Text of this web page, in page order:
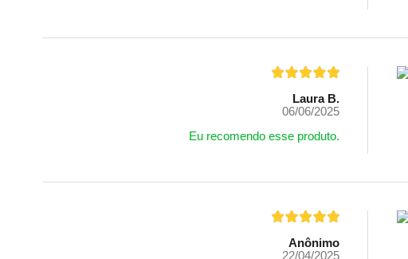
Laura B.
06/06/2025
Eu recomendo esse produto.
Anônimo
22/04/2025